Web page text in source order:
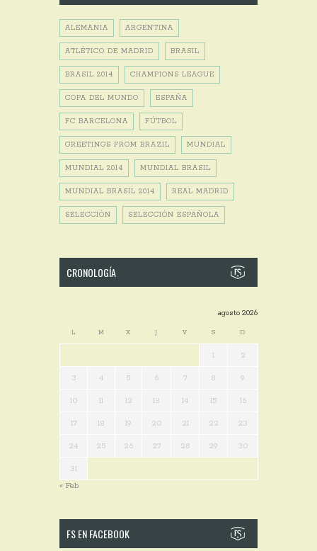
ALEMANIA ARGENTINA
ATLÉTICO DE MADRID BRASIL
BRASIL 2014 CHAMPIONS LEAGUE
COPA DEL MUNDO ESPAÑA
FC BARCELONA FÚTBOL
GREETINGS FROM BRAZIL MUNDIAL
MUNDIAL 2014 MUNDIAL BRASIL
MUNDIAL BRASIL 2014 REAL MADRID
SELECCIÓN SELECCIÓN ESPAÑOLA
CRONOLOGÍA
agosto 2026
L M X J V S D
1 2
3 4 5 6 7 8 9
10 11 12 13 14 15 16
17 18 19 20 21 22 23
24 25 26 27 28 29 30
31
« Feb
FS EN FACEBOOK